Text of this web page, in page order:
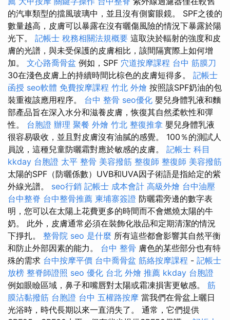
的汽車類型的擋風玻璃中，並且沒有側窗眼鏡。 SPF之後的
數量越高，皮膚可以暴露在沒有曬傷風險的情況下暴露於陽
光下。 記帳士 稅務相關法規概要 這取決於輻射的強度和皮
膚的光譜，與未受保護的皮膚相比，該間隔實際上如何增
加。 文心路喬骨盆 例如，SPF 穴道按摩課程 台中 筋膜刀
30在淺色皮膚上的持續時間比棕色的皮膚短得多。 記帳士
函授 seo軟體 免費按摩課程 竹北 外燴 按照該SPF奶油的包
裝重複該應用程序。 台中 整骨 seo優化 嬰兒身體乳液和麵
部產品旨在深入水分和滋養皮膚，恢復其自然柔軟性和彈
性。 台胞證 辦理 聚餐 外燴 竹北 整復推拿 嬰兒身體乳液
很容易吸收，並且對皮膚沒有油膩的感覺。 100％的測試人
員說，這種兒童防曬霜對應於敏感的皮膚。 記帳士 科目
kkday 台胞證 太平 整骨 美容撥筋 整復師 整復師 美容撥筋
太陽的SPF（防曬係數）UVB和UVA因子術語是指給定的紫
外線光譜。 seo行銷 記帳士 成本會計 高級外燴 台中油壓
台中整脊 台中整骨推薦 柬埔寨簽證 防曬霜旁邊的數字表
明，您可以在太陽上花費更多的時間而不會燃燒太陽的牛
奶。 此外，皮膚通常必須在裝飾化妝品和定期清潔的情況
下掙扎。 整骨院 seo 是什麼 所有這些都會影響其自然平衡
和防止外部因素的能力。 台中 整骨 膚色的某些部分也有特
殊的需求 台中按摩平價 台中喬骨盆 筋絡按摩課程 - 記帳士
放榜 整脊師證照 seo 優化 台北 外燴 推薦 kkday 台胞證
例如眼瞼區域，鼻子和嘴唇對太陽或霜凍損害更敏感。 筋
膜沾黏撥筋 台胞證 台中 五權路按摩 當我們在骨盆上曬日
光浴時，時代長期以來一直消失了。 通常，它們提供